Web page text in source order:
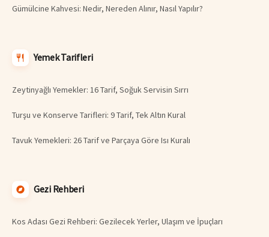
Gümülcine Kahvesi: Nedir, Nereden Alınır, Nasıl Yapılır?
Yemek Tarifleri
Zeytinyağlı Yemekler: 16 Tarif, Soğuk Servisin Sırrı
Turşu ve Konserve Tarifleri: 9 Tarif, Tek Altın Kural
Tavuk Yemekleri: 26 Tarif ve Parçaya Göre Isı Kuralı
Gezi Rehberi
Kos Adası Gezi Rehberi: Gezilecek Yerler, Ulaşım ve İpuçları